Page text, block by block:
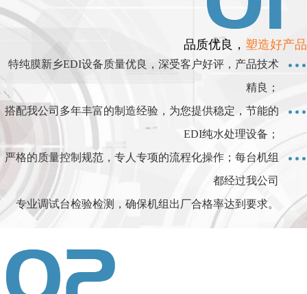
品质优良， 塑造好产品
特纯膜新乡EDI设备质量优良，深受客户好评，产品技术
精良；
搭配我公司多年丰富的制造经验，为您提供稳定，节能的
EDI纯水处理设备；
严格的质量控制规范，专人专项的流程化操作；每台机组
都经过我公司
专业调试台检验检测，确保机组出厂合格率达到要求。